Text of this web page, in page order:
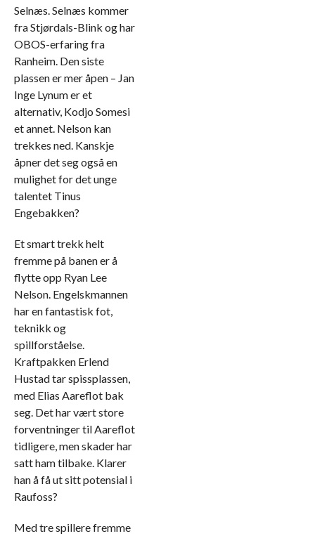
Selnæs. Selnæs kommer
fra Stjørdals-Blink og har
OBOS-erfaring fra
Ranheim. Den siste
plassen er mer åpen – Jan
Inge Lynum er et
alternativ, Kodjo Somesi
et annet. Nelson kan
trekkes ned. Kanskje
åpner det seg også en
mulighet for det unge
talentet Tinus
Engebakken?
Et smart trekk helt
fremme på banen er å
flytte opp Ryan Lee
Nelson. Engelskmannen
har en fantastisk fot,
teknikk og
spillforståelse.
Kraftpakken Erlend
Hustad tar spissplassen,
med Elias Aareflot bak
seg. Det har vært store
forventninger til Aareflot
tidligere, men skader har
satt ham tilbake. Klarer
han å få ut sitt potensial i
Raufoss?
Med tre spillere fremme